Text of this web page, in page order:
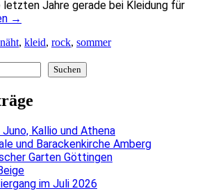
letzten Jahre gerade bei Kleidung für
→
, kleid, rock, sommer
Suchen
Kallio und Athena
und Barackenkirche Amberg
Garten Göttingen
im Juli 2026